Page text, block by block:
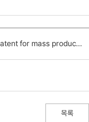
[더바이오] Shaperon secures patent for mass production process of key pipeline material for atopic dermatitis and Alzheimer's disease
목록